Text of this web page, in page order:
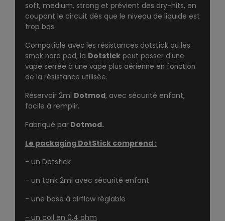
soft, medium, strong et prévient des dry-hits, en
coupant le circuit dès que le niveau de liquide est
trop bas.
Compatible avec les résistances dotstick ou les
smok nord pod, la Dotstick peut passer d'une
vape serrée à une vape plus aérienne en fonction
de la résistance utilisée.
Réservoir 2ml Dotmod, avec sécurité enfant,
facile à remplir.
Fabriqué par Dotmod.
Le packaging DotStick comprend :
- un Dotstick
- un tank 2ml avec sécurité enfant
- une base à airflow réglable
- un coil en 0.4 ohm